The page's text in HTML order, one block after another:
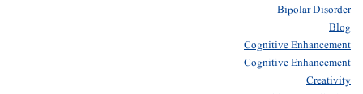
Bipolar Disorder
Blog
Cognitive Enhancement
Cognitive Enhancement
Creativity